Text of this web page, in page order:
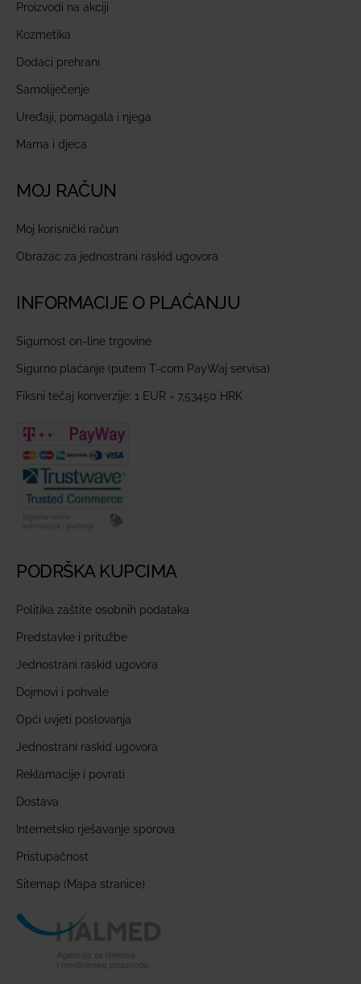
Proizvodi na akciji
Kozmetika
Dodaci prehrani
Samoliječenje
Uređaji, pomagala i njega
Mama i djeca
MOJ RAČUN
Moj korisnički račun
Obrazac za jednostrani raskid ugovora
INFORMACIJE O PLAĆANJU
Sigurnost on-line trgovine
Sigurno plaćanje (putem T-com PayWaj servisa)
Fiksni tečaj konverzije: 1 EUR = 7,53450 HRK
PODRŠKA KUPCIMA
Politika zaštite osobnih podataka
Predstavke i pritužbe
Jednostrani raskid ugovora
Dojmovi i pohvale
Opći uvjeti poslovanja
Jednostrani raskid ugovora
Reklamacije i povrati
Dostava
Internetsko rješavanje sporova
Pristupačnost
Sitemap (Mapa stranice)